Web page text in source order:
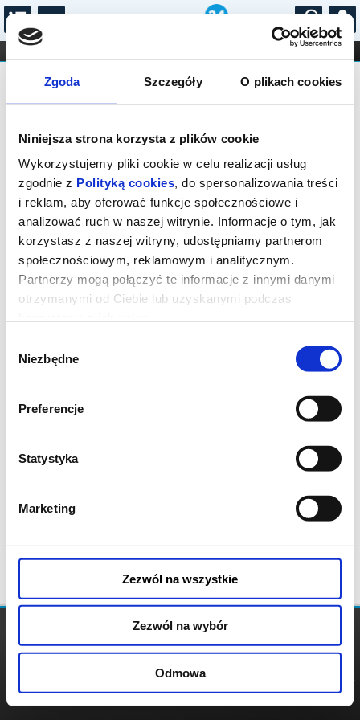
Zgoda Szczegóły O plikach cookies
Niniejsza strona korzysta z plików cookie
Wykorzystujemy pliki cookie w celu realizacji usług
zgodnie z Polityką cookies, do spersonalizowania treści
i reklam, aby oferować funkcje społecznościowe i
analizować ruch w naszej witrynie. Informacje o tym, jak
korzystasz z naszej witryny, udostępniamy partnerom
społecznościowym, reklamowym i analitycznym.
Partnerzy mogą połączyć te informacje z innymi danymi
otrzymanymi od Ciebie lub uzyskanymi podczas
zgody
Niezbędne
Preferencje
Statystyka
Marketing
Zezwól na wszystkie
Zezwól na wybór
Odmowa
...
FILHARMONIA OPERA I BALET
STAND-UP
DLA DZIECI
Brak wyników dla zadanych parametrów
POLITYKA
POLITYKA